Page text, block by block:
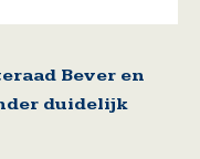
Bever en
duidelijk